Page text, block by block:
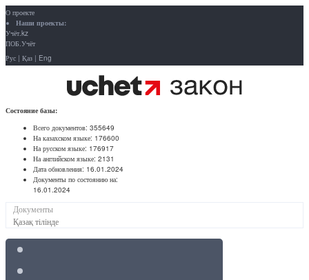
О проекте
Наши проекты:
Учёт.kz
ПОБ.Учёт
Рус | Қаз | Eng
Состояние базы:
Всего документов: 355649
На казахском языке: 176600
На русском языке: 176917
На английском языке: 2131
Дата обновления: 16.01.2024
Документы по состоянию на:
16.01.2024
Документы
Қазақ тілінде